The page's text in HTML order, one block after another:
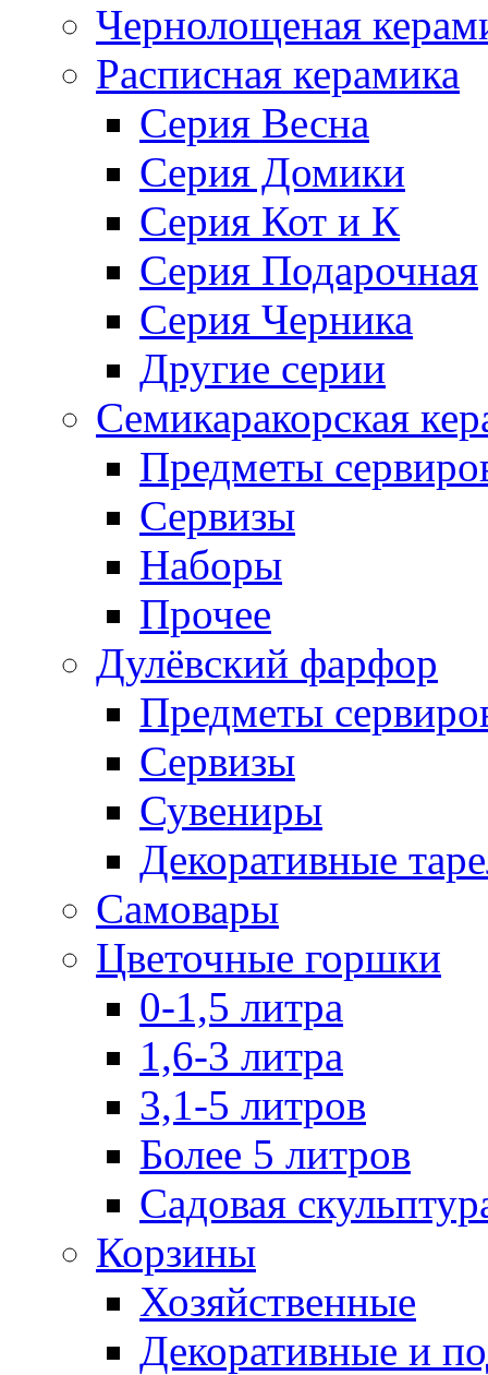
Чернолощеная
Расписная керамика
Серия Весна
Серия Домики
Серия Кот и К
Серия Подарочная
Серия Черника
Другие серии
Семикаракорская
Предметы
Сервизы
Наборы
Прочее
Дулёвский фарфор
Предметы
Сервизы
Сувениры
Декоративные
Самовары
Цветочные горшки
0-1,5 литра
1,6-3 литра
3,1-5 литров
Более 5 литров
Садовая
Корзины
Хозяйственные
Декоративные и